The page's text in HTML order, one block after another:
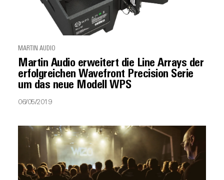
MARTIN AUDIO
Martin Audio erweitert die Line Arrays der
erfolgreichen Wavefront Precision Serie
um das neue Modell WPS
06/05/2019